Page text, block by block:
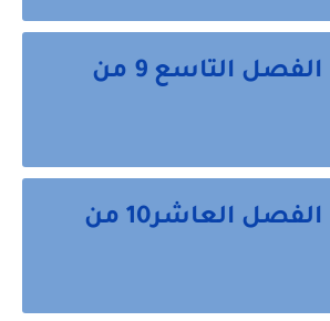
رواية طيف الفصل التاسع 9 من
رواية طيف الفصل العاشر10 من